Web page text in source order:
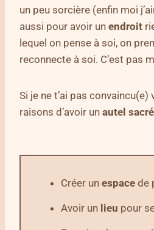
un peu sorcière (enfin moi
aussi pour avoir un endroit
lequel on pense à soi, on
reconnecte à soi. C’est pas
Si je ne t’ai pas
raisons d’avoir un autel sacré
Créer un espace de
Avoir un lieu pour